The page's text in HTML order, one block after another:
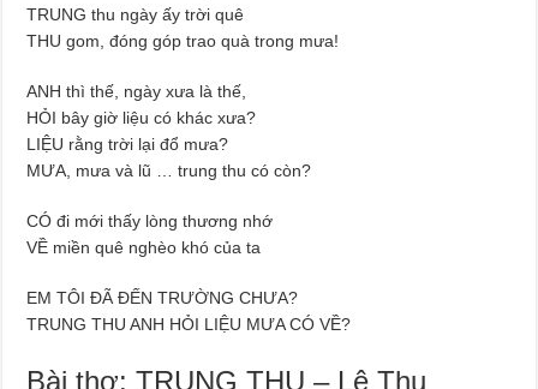
TRUNG thu ngày ấy trời quê
THU gom, đóng góp trao quà trong mưa!
ANH thì thế, ngày xưa là thế,
HỎI bây giờ liệu có khác xưa?
LIỆU rằng trời lại đổ mưa?
MƯA, mưa và lũ … trung thu có còn?
CÓ đi mới thấy lòng thương nhớ
VỀ miền quê nghèo khó của ta
EM TÔI ĐÃ ĐẾN TRƯỜNG CHƯA?
TRUNG THU ANH HỎI LIỆU MƯA CÓ VỀ?
Bài thơ: TRUNG THU – Lê Thu